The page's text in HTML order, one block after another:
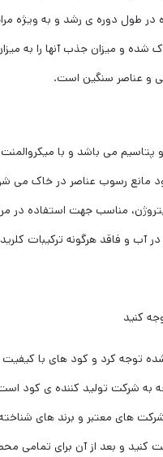
در طول دوره ی رشد و به ویژه
و عناصر سنگین است.
فسفر و پتاسیم می باشد و با
مانع رسوب عناصر در خاک می
مناسب جهت استفاده در
کنید
توجه کرد و کود های با کیفیت
به شرکت تولید کننده ی کود
های معتبر و برند های
کنید و بعد از آن برای تمامی